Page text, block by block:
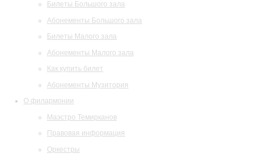
Билеты Большого зала
Абонементы Большого зала
Билеты Малого зала
Абонементы Малого зала
Как купить билет
Абонементы Музитория
О филармонии
Маэстро Темирканов
Правовая информация
Оркестры